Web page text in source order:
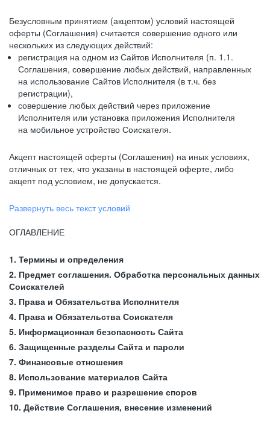
Безусловным принятием (акцептом) условий настоящей
оферты (Соглашения) считается совершение одного или
нескольких из следующих действий:
регистрация на одном из Сайтов Исполнителя (п. 1.1.
Соглашения, совершение любых действий, направленных
на использование Сайтов Исполнителя (в т.ч. без
регистрации),
совершение любых действий через приложение
Исполнителя или установка приложения Исполнителя
на мобильное устройство Соискателя.
Акцепт настоящей оферты (Соглашения) на иных условиях,
отличных от тех, что указаны в настоящей оферте, либо
акцепт под условием, не допускается.
Развернуть весь текст условий
ОГЛАВЛЕНИЕ
1. Термины и определения
2. Предмет соглашения. Обработка персональных данных
Соискателей
3. Права и Обязательства Исполнителя
4. Права и Обязательства Соискателя
5. Информационная безопасность Сайта
6. Защищенные разделы Сайта и пароли
7. Финансовые отношения
8. Использование материалов Сайта
9. Применимое право и разрешение споров
10. Действие Соглашения, внесение изменений